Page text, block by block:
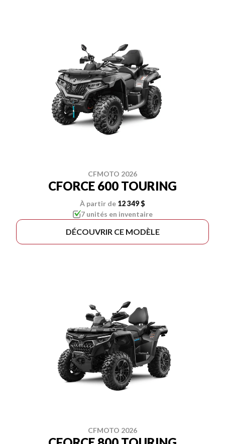
CFMOTO 2026
CFORCE 600 TOURING
À partir de 12 349 $
7 unités en inventaire
DÉCOUVRIR CE MODÈLE
CFMOTO 2026